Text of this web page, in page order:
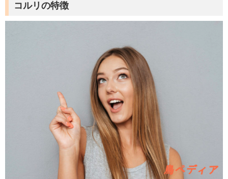
コルリの特徴